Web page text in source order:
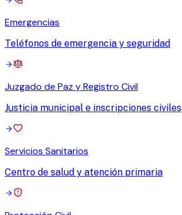
Emergencias
Teléfonos de emergencia y seguridad
Juzgado de Paz y Registro Civil
Justicia municipal e inscripciones civiles
Servicios Sanitarios
Centro de salud y atención primaria